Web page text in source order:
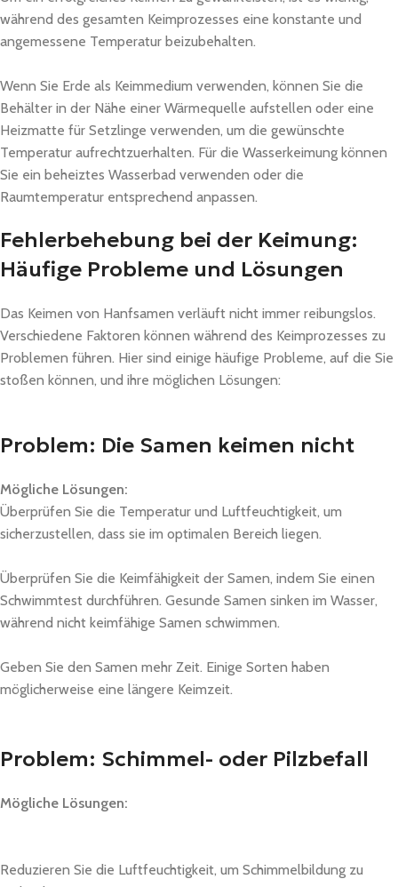
während des gesamten Keimprozesses eine konstante und
angemessene Temperatur beizubehalten.
Wenn Sie Erde als Keimmedium verwenden, können Sie die
Behälter in der Nähe einer Wärmequelle aufstellen oder eine
Heizmatte für Setzlinge verwenden, um die gewünschte
Temperatur aufrechtzuerhalten. Für die Wasserkeimung können
Sie ein beheiztes Wasserbad verwenden oder die
Raumtemperatur entsprechend anpassen.
Fehlerbehebung bei der Keimung:
Häufige Probleme und Lösungen
Das Keimen von Hanfsamen verläuft nicht immer reibungslos.
Verschiedene Faktoren können während des Keimprozesses zu
Problemen führen. Hier sind einige häufige Probleme, auf die Sie
stoßen können, und ihre möglichen Lösungen:
Problem: Die Samen keimen nicht
Mögliche Lösungen:
Überprüfen Sie die Temperatur und Luftfeuchtigkeit, um
sicherzustellen, dass sie im optimalen Bereich liegen.
Überprüfen Sie die Keimfähigkeit der Samen, indem Sie einen
Schwimmtest durchführen. Gesunde Samen sinken im Wasser,
während nicht keimfähige Samen schwimmen.
Geben Sie den Samen mehr Zeit. Einige Sorten haben
möglicherweise eine längere Keimzeit.
Problem: Schimmel- oder Pilzbefall
Mögliche Lösungen:
Reduzieren Sie die Luftfeuchtigkeit, um Schimmelbildung zu